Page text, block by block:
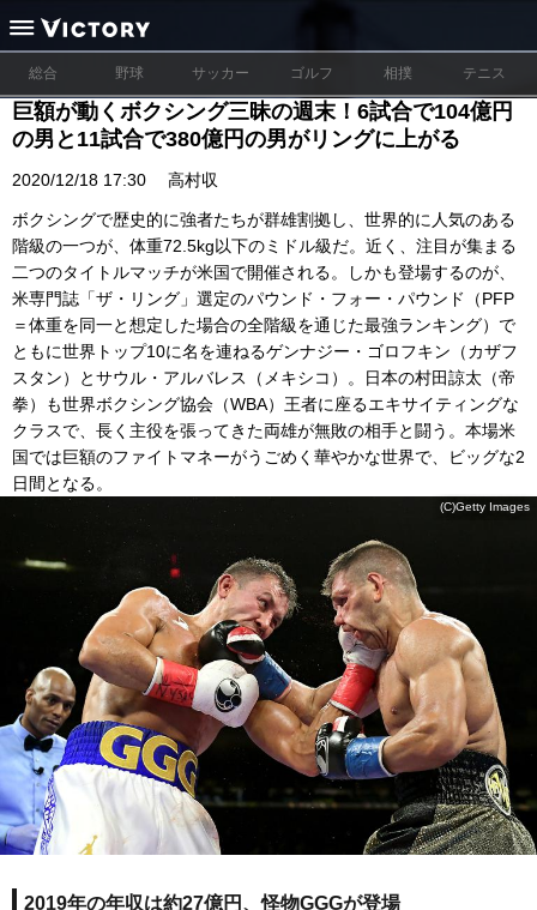
総合 野球 サッカー ゴルフ 相撲 テニス
巨額が動くボクシング三昧の週末！6試合で104億円
の男と11試合で380億円の男がリングに上がる
2020/12/18 17:30 高村収
ボクシングで歴史的に強者たちが群雄割拠し、世界的に人気のある
階級の一つが、体重72.5kg以下のミドル級だ。近く、注目が集まる
二つのタイトルマッチが米国で開催される。しかも登場するのが、
米専門誌「ザ・リング」選定のパウンド・フォー・パウンド（PFP
＝体重を同一と想定した場合の全階級を通じた最強ランキング）で
ともに世界トップ10に名を連ねるゲンナジー・ゴロフキン（カザフ
スタン）とサウル・アルバレス（メキシコ）。日本の村田諒太（帝
拳）も世界ボクシング協会（WBA）王者に座るエキサイティングな
クラスで、長く主役を張ってきた両雄が無敗の相手と闘う。本場米
国では巨額のファイトマネーがうごめく華やかな世界で、ビッグな2
日間となる。
(C)Getty Images
2019年の年収は約27億円、怪物GGGが登場